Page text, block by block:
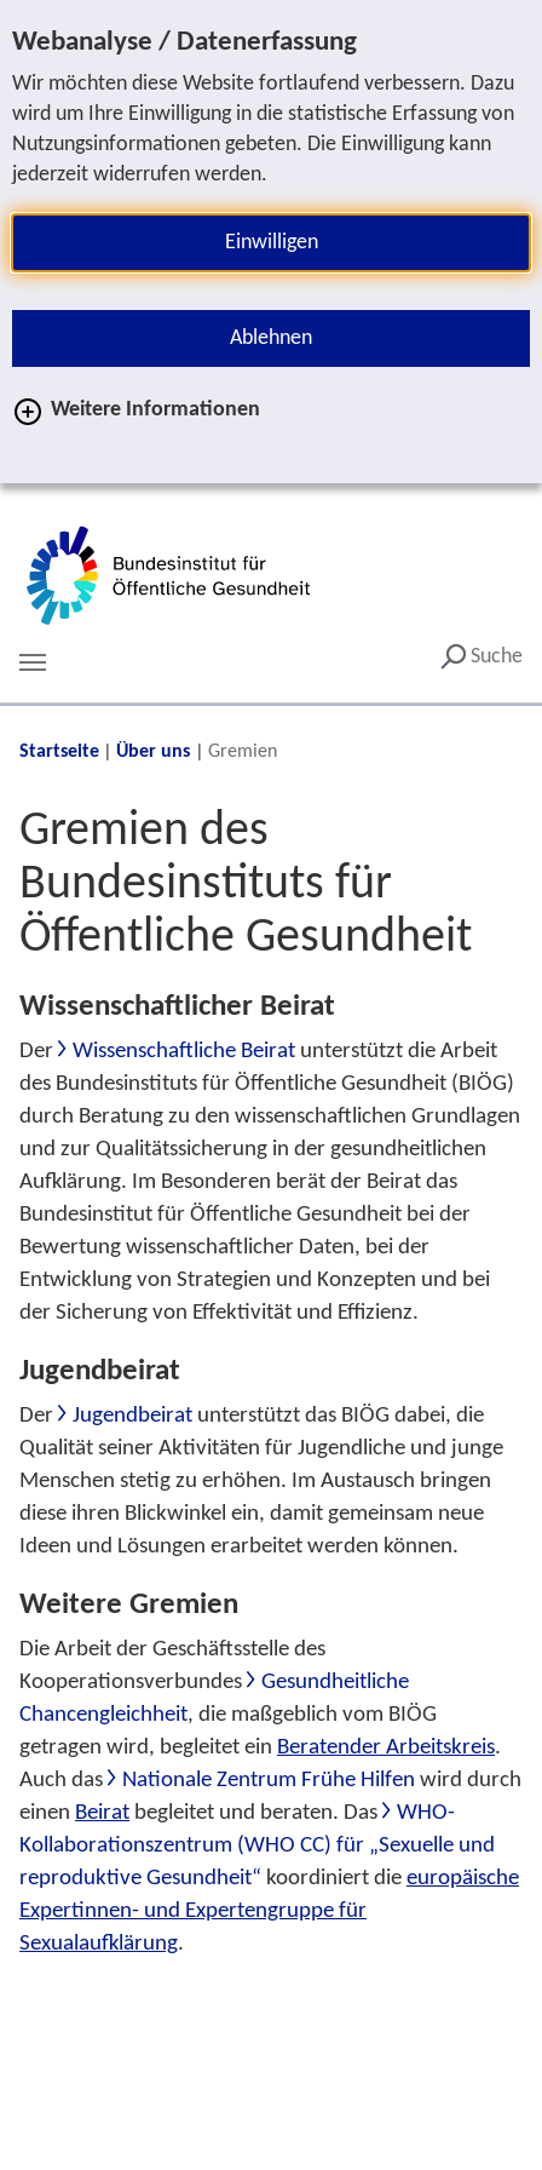
Webanalyse / Datenerfassung
Wir möchten diese Website fortlaufend verbessern. Dazu
wird um Ihre Einwilligung in die statistische Erfassung von
Nutzungsinformationen gebeten. Die Einwilligung kann
jederzeit widerrufen werden.
Einwilligen
Ablehnen
Weitere Informationen
Suche
You are here:
Startseite Über uns Gremien
Gremien des
Bundesinstituts für
Öffentliche Gesundheit
Wissenschaftlicher Beirat
Der Wissenschaftliche Beirat unterstützt die Arbeit
des Bundesinstituts für Öffentliche Gesundheit (BIÖG)
durch Beratung zu den wissenschaftlichen Grundlagen
und zur Qualitätssicherung in der gesundheitlichen
Aufklärung. Im Besonderen berät der Beirat das
Bundesinstitut für Öffentliche Gesundheit bei der
Bewertung wissenschaftlicher Daten, bei der
Entwicklung von Strategien und Konzepten und bei
der Sicherung von Effektivität und Effizienz.
Jugendbeirat
Der Jugendbeirat unterstützt das BIÖG dabei, die
Qualität seiner Aktivitäten für Jugendliche und junge
Menschen stetig zu erhöhen. Im Austausch bringen
diese ihren Blickwinkel ein, damit gemeinsam neue
Ideen und Lösungen erarbeitet werden können.
Weitere Gremien
Die Arbeit der Geschäftsstelle des
Kooperationsverbundes
Gesundheitliche
Chancengleichheit, die maßgeblich vom BIÖG
getragen wird, begleitet ein Beratender Arbeitskreis.
Auch das
Nationale Zentrum Frühe Hilfen wird durch
einen Beirat begleitet und beraten. Das
WHO-
Kollaborationszentrum (WHO CC) für „Sexuelle und
reproduktive Gesundheit“ koordiniert die europäische
Expertinnen- und Expertengruppe für
Sexualaufklärung.